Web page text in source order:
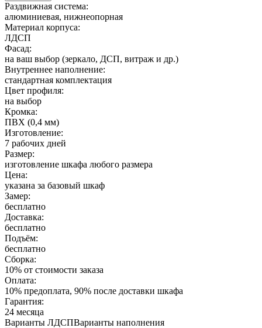
Раздвижная система:
алюминиевая, нижнеопорная
Материал корпуса:
ЛДСП
Фасад:
на ваш выбор (зеркало, ДСП, витраж и др.)
Внутреннее наполнение:
стандартная комплектация
Цвет профиля:
на выбор
Кромка:
ПВХ (0,4 мм)
Изготовление:
7 рабочих дней
Размер:
изготовление шкафа любого размера
Цена:
указана за базовый шкаф
Замер:
бесплатно
Доставка:
бесплатно
Подъём:
бесплатно
Сборка:
10% от стоимости заказа
Оплата:
10% предоплата, 90% после доставки шкафа
Гарантия:
24 месяца
Варианты ЛДСПВарианты наполнения